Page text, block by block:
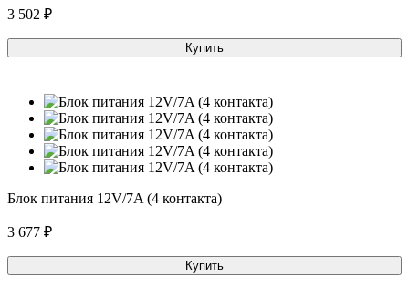
3 502 ₽
Купить
Блок питания 12V/7A (4 контакта)
3 677 ₽
Купить